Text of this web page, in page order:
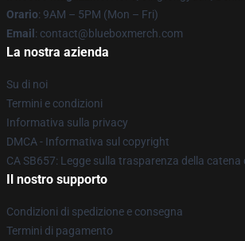
Orario: 9AM – 5PM (Mon – Fri)
Email : contact@blueboxmerch.com
La nostra azienda
Su di noi
Termini e condizioni
Informativa sulla privacy
DMCA - Informativa sul copyright
CA SB657: Legge sulla trasparenza della
Il nostro supporto
Condizioni di spedizione e consegna
Termini di pagamento